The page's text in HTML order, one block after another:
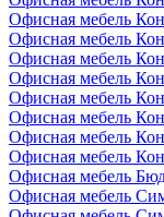
Офисная мебель
Офисная мебель
Офисная мебель
Офисная мебель
Офисная мебель
Офисная мебель
Офисная мебель
Офисная мебель
Офисная мебель
Офисная мебель